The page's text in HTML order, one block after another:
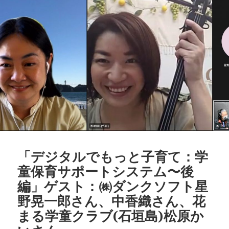
o
o
k
d
s
n
k
「デジタルでもっと子育て：学
童保育サポートシステム〜後
編」ゲスト：㈱ダンクソフト星
野晃一郎さん、中香織さん、花
まる学童クラブ(石垣島)松原か